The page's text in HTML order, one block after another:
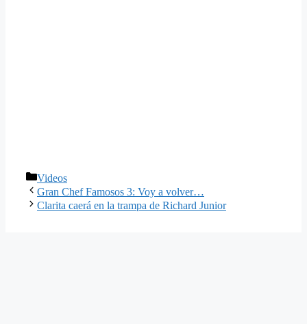
Categorías
Videos
Gran Chef Famosos 3: Voy a volver…
Clarita caerá en la trampa de Richard Junior